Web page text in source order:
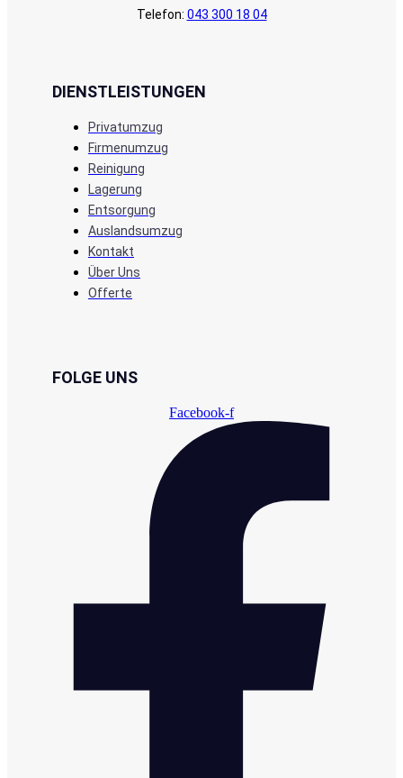
Telefon: 043 300 18 04
DIENSTLEISTUNGEN
Privatumzug
Firmenumzug
Reinigung
Lagerung
Entsorgung
Auslandsumzug
Kontakt
Über Uns
Offerte
FOLGE UNS
Facebook-f